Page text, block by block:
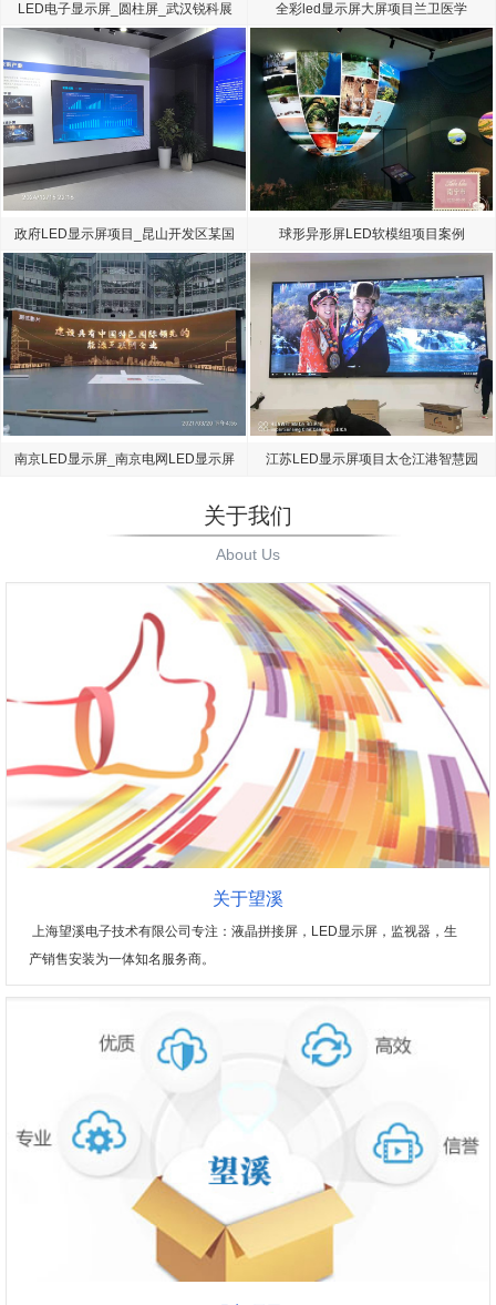
LED电子显示屏_圆柱屏_武汉锐科展
厅
全彩led显示屏大屏项目兰卫医学
政府LED显示屏项目_昆山开发区某国
有单位LED大屏
球形异形屏LED软模组项目案例
南京LED显示屏_南京电网LED显示屏 江苏LED显示屏项目太仓江港智慧园
关于我们
About Us
关于望溪
上海望溪电子技术有限公司专注：液晶拼接屏，LED显示屏，监视器，生
产销售安装为一体知名服务商。